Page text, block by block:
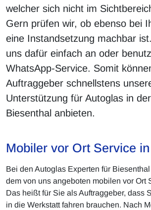
welcher sich nicht im
Gern prüfen wir, ob ebenso bei
eine Instandsetzung machbar
uns dafür einfach an oder
WhatsApp-Service. Somit
Auftraggeber schnellstens
Unterstützung für Autoglas in
Biesenthal anbieten.
Mobiler vor Ort Service
Bei den Autoglas Experten für
dem von uns angeboten mobilen vor Ort
Das heißt für Sie als Auftraggeber, dass
in die Werkstatt fahren brauchen. Nach